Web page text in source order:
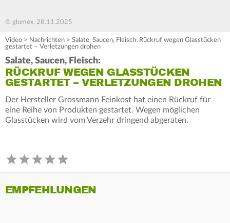
© glomex, 28.11.2025
Video > Nachrichten > Salate, Saucen, Fleisch: Rückruf wegen Glasstücken
gestartet – Verletzungen drohen
Salate, Saucen, Fleisch:
RÜCKRUF WEGEN GLASSTÜCKEN
GESTARTET – VERLETZUNGEN DROHEN
Der Hersteller Grossmann Feinkost hat einen Rückruf für
eine Reihe von Produkten gestartet. Wegen möglichen
Glasstücken wird vom Verzehr dringend abgeraten.
EMPFEHLUNGEN